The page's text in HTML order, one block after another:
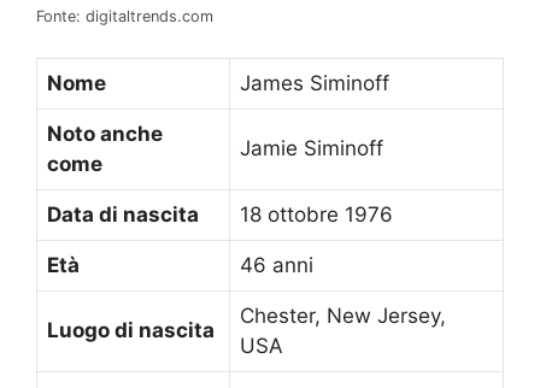
Fonte: digitaltrends.com
Nome James Siminoff
Noto anche
come
Jamie Siminoff
Data di nascita 18 ottobre 1976
Età 46 anni
Luogo di nascita
Chester, New Jersey,
USA